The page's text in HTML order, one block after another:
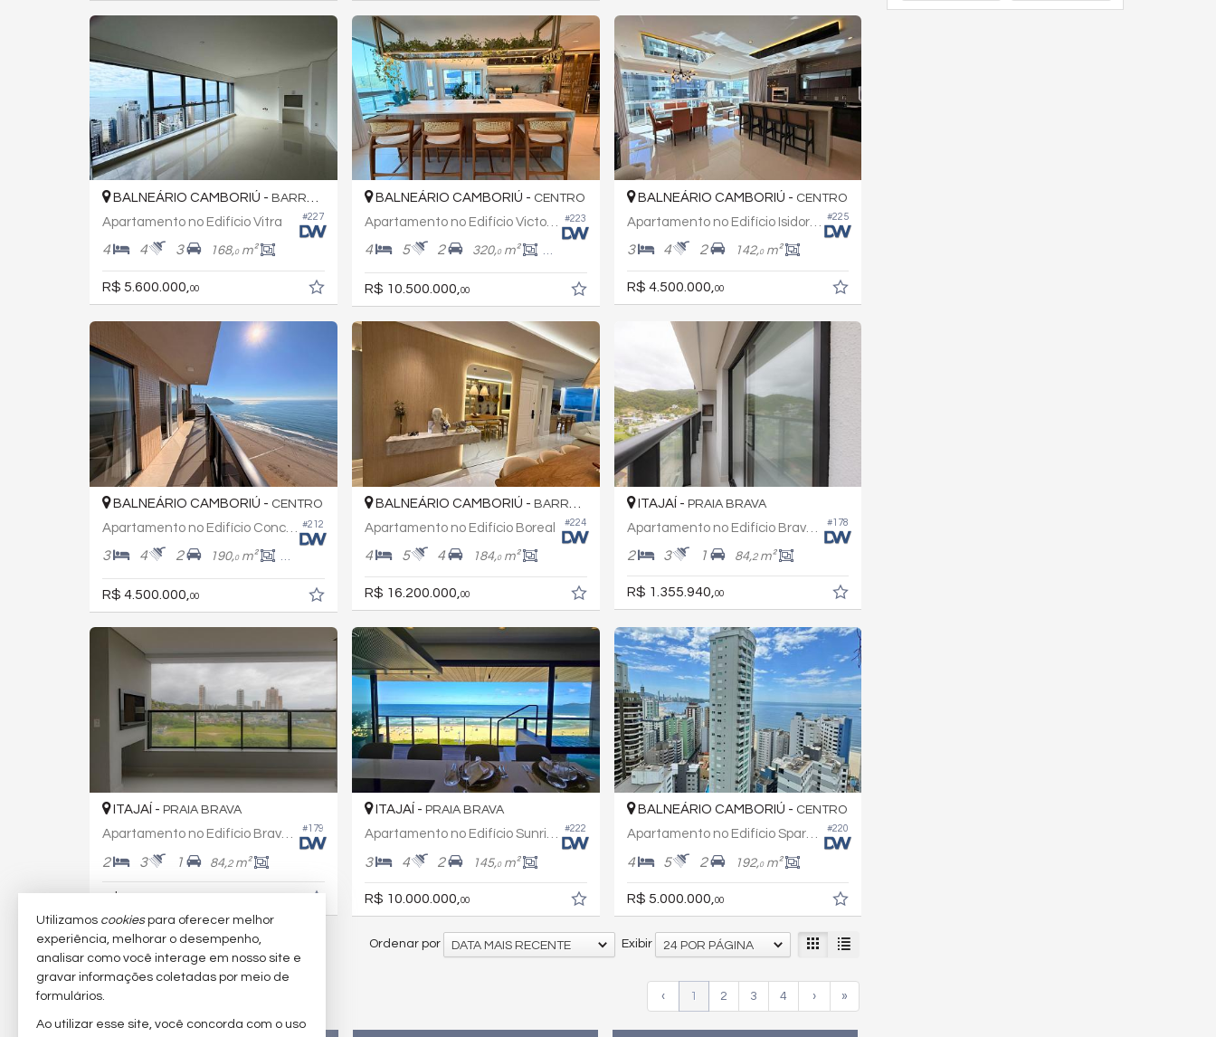
#227
BALNEÁRIO CAMBORIÚ - BARRA SUL
Apartamento no Edifício Vitra
4 4 3 168,0m²
R$ 5.600.000, 00
#223
BALNEÁRIO CAMBORIÚ - CENTRO
Apartamento no Edifício Victor Hugo
4 5 2 320,0m² 300,
R$ 10.500.000, 00
#225
BALNEÁRIO CAMBORIÚ - CENTRO
Apartamento no Edifício Isidora Mafra
3 4 2 142,0m²
R$ 4.500.000, 00
#212
BALNEÁRIO CAMBORIÚ - CENTRO
3 4 2 190,0m² 140,
R$ 4.500.000,00
#224
BALNEÁRIO CAMBORIÚ - BARRA NORTE
Apartamento no Edifício Boreal
4 5 4 184,0m²
R$ 16.200.000,00
#178
ITAJAÍ - PRAIA BRAVA
Apartamento no Edifício Brava Valley
2 3 1 84,2m²
R$ 1.355.940,00
#179
ITAJAÍ - PRAIA BRAVA
Apartamento no Edifício Brava Valley
2 3 1 84,2m²
R$ 1.355.940,
#222
ITAJAÍ - PRAIA BRAVA
Apartamento no Edifício Sunrise
3 4 2 145,0m²
R$ 10.000.000,00
#220
BALNEÁRIO CAMBORIÚ - CENTRO
Apartamento no Edifício Sparkling Wine Residence
4 5 2 192,0m²
R$ 5.000.000,00
156 imóveis encontrados Exibir 24 POR PÁGINA
Ordenar por DATA MAIS RECENTE
‹ 1 2 3 4 › »
Utilizamos cookiespara oferecer melhor
experiência, melhorar o desempenho,
analisar como você interage em nosso site e
gravar informações coletadas por meio de
formulários.
Ao utilizar esse site, você concorda com o uso